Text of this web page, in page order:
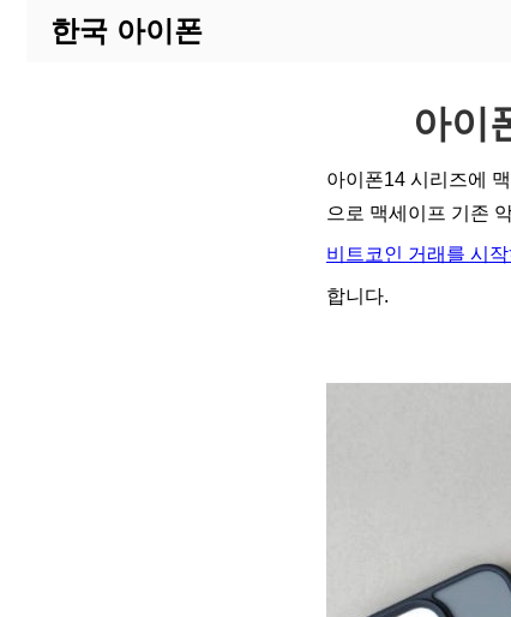
한국 아이폰
아이
아이폰14 시리즈에
으로 맥세이프 기존
비트코인 거래를 시
합니다.